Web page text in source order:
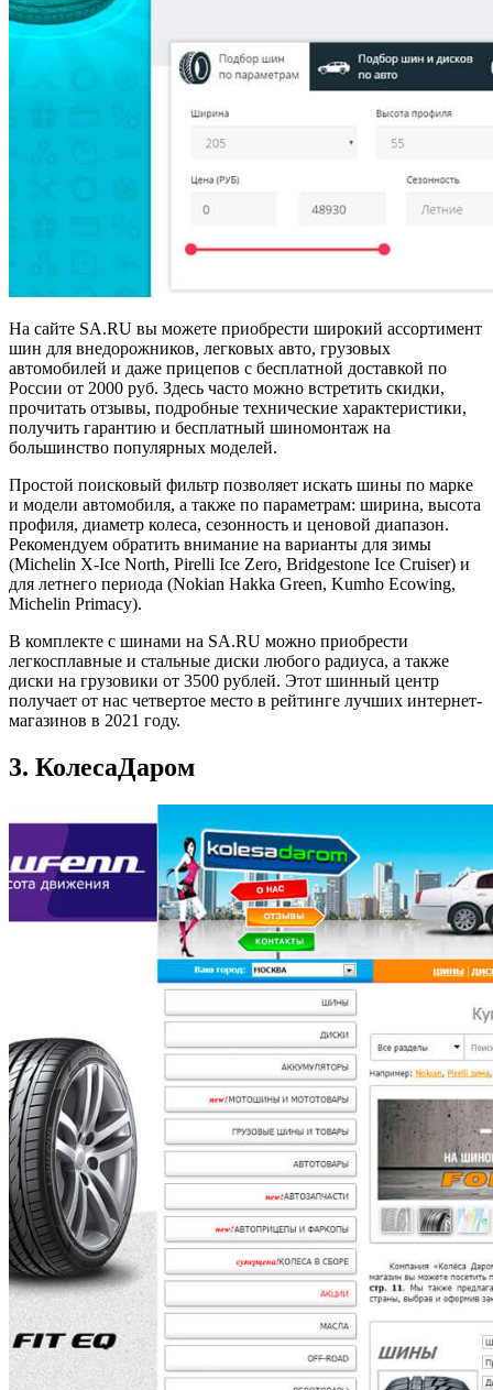
На сайте SA.RU вы можете приобрести широкий ассортимент
шин для внедорожников, легковых авто, грузовых
автомобилей и даже прицепов с бесплатной доставкой по
России от 2000 руб. Здесь часто можно встретить скидки,
прочитать отзывы, подробные технические характеристики,
получить гарантию и бесплатный шиномонтаж на
большинство популярных моделей.
Простой поисковый фильтр позволяет искать шины по марке
и модели автомобиля, а также по параметрам: ширина, высота
профиля, диаметр колеса, сезонность и ценовой диапазон.
Рекомендуем обратить внимание на варианты для зимы
(Michelin X-Ice North, Pirelli Ice Zero, Bridgestone Ice Cruiser) и
для летнего периода (Nokian Hakka Green, Kumho Ecowing,
Michelin Primacy).
В комплекте с шинами на SA.RU можно приобрести
легкосплавные и стальные диски любого радиуса, а также
диски на грузовики от 3500 рублей. Этот шинный центр
получает от нас четвертое место в рейтинге лучших интернет-
магазинов в 2021 году.
3. КолесаДаром